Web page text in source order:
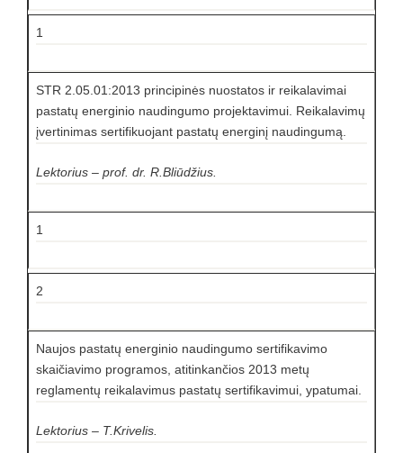
1
STR 2.05.01:2013 principinės nuostatos ir reikalavimai
pastatų energinio naudingumo projektavimui. Reikalavimų
įvertinimas sertifikuojant pastatų energinį naudingumą.
Lektorius – prof. dr. R.Bliūdžius.
1
2
Naujos pastatų energinio naudingumo sertifikavimo
skaičiavimo programos, atitinkančios 2013 metų
reglamentų reikalavimus pastatų sertifikavimui, ypatumai.
Lektorius – T.Krivelis.